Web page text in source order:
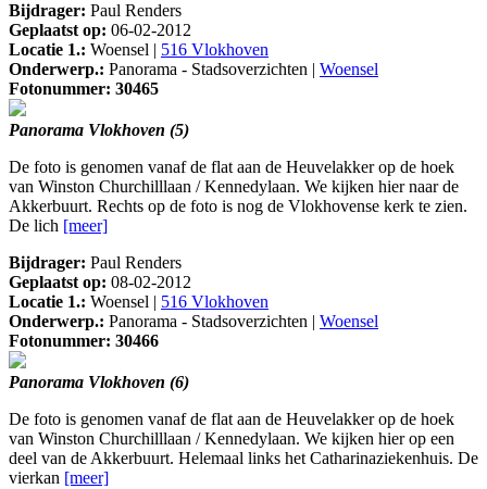
Bijdrager: Paul Renders
Geplaatst op: 06-02-2012
Locatie 1.: Woensel | 516 Vlokhoven
Onderwerp.: Panorama - Stadsoverzichten | Woensel
Fotonummer: 30465
Panorama Vlokhoven (5)
De foto is genomen vanaf de flat aan de Heuvelakker op de hoek
van Winston Churchilllaan / Kennedylaan. We kijken hier naar de
Akkerbuurt. Rechts op de foto is nog de Vlokhovense kerk te zien.
De lich [meer]
Bijdrager: Paul Renders
Geplaatst op: 08-02-2012
Locatie 1.: Woensel | 516 Vlokhoven
Onderwerp.: Panorama - Stadsoverzichten | Woensel
Fotonummer: 30466
Panorama Vlokhoven (6)
De foto is genomen vanaf de flat aan de Heuvelakker op de hoek
van Winston Churchilllaan / Kennedylaan. We kijken hier op een
deel van de Akkerbuurt. Helemaal links het Catharinaziekenhuis. De
vierkan [meer]